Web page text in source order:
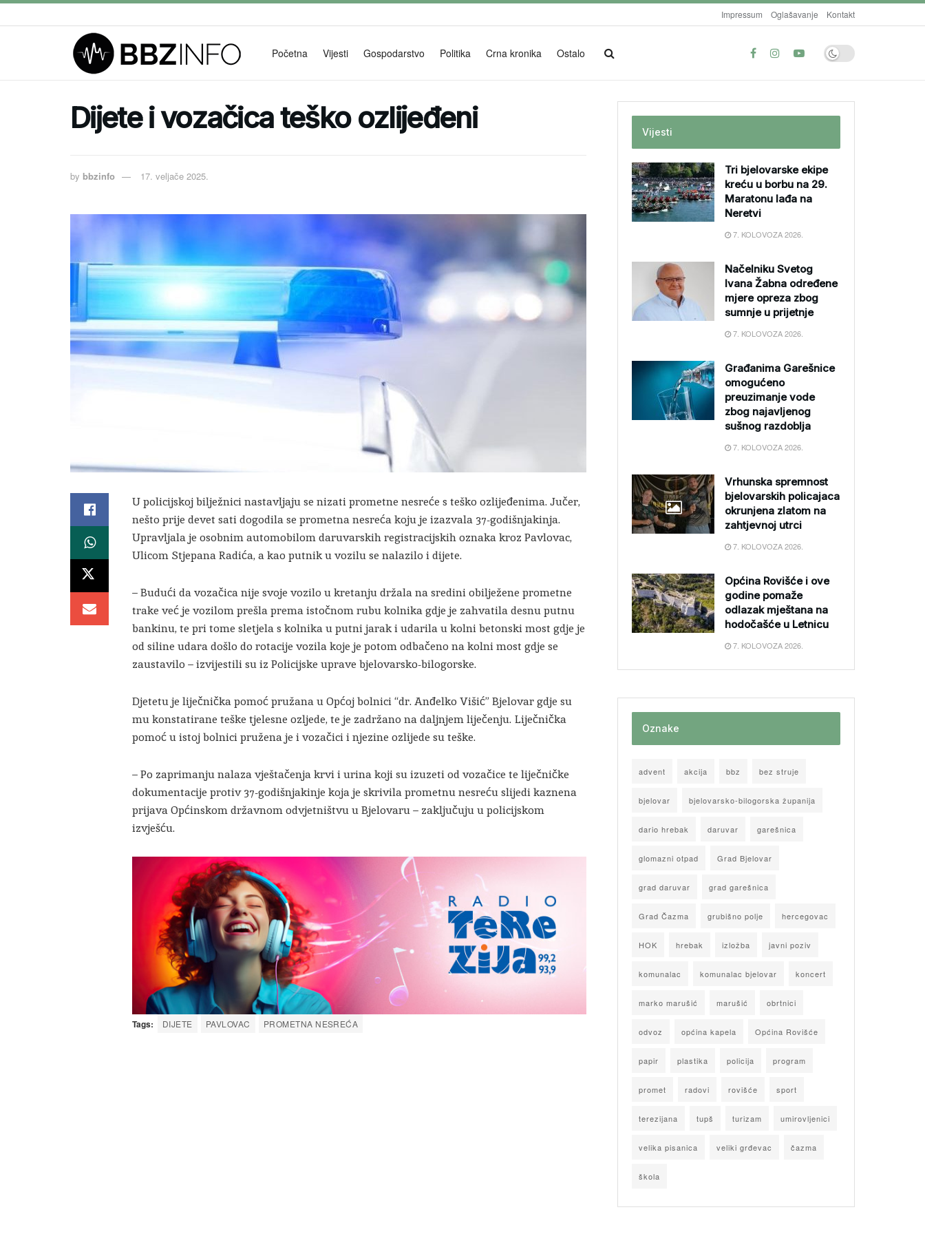
Impressum Oglašavanje Kontakt
Početna Vijesti Gospodarstvo Politika Crna kronika Ostalo
Dijete i vozačica teško ozlijeđeni
by bbzinfo 17. veljače 2025.
U policijskoj bilježnici nastavljaju se nizati prometne nesreće s teško ozlijeđenima. Jučer,
nešto prije devet sati dogodila se prometna nesreća koju je izazvala 37-godišnjakinja.
Upravljala je osobnim automobilom daruvarskih registracijskih oznaka kroz Pavlovac,
Ulicom Stjepana Radića, a kao putnik u vozilu se nalazilo i dijete.
– Budući da vozačica nije svoje vozilo u kretanju držala na sredini obilježene prometne
trake već je vozilom prešla prema istočnom rubu kolnika gdje je zahvatila desnu putnu
bankinu, te pri tome sletjela s kolnika u putni jarak i udarila u kolni betonski most gdje je
od siline udara došlo do rotacije vozila koje je potom odbačeno na kolni most gdje se
zaustavilo – izvijestili su iz Policijske uprave bjelovarsko-bilogorske.
Djetetu je liječnička pomoć pružana u Općoj bolnici “dr. Anđelko Višić” Bjelovar gdje su
mu konstatirane teške tjelesne ozljede, te je zadržano na daljnjem liječenju. Liječnička
pomoć u istoj bolnici pružena je i vozačici i njezine ozlijede su teške.
– Po zaprimanju nalaza vještačenja krvi i urina koji su izuzeti od vozačice te liječničke
dokumentacije protiv 37-godišnjakinje koja je skrivila prometnu nesreću slijedi kaznena
prijava Općinskom državnom odvjetništvu u Bjelovaru – zaključuju u policijskom
izvješću.
Tags: DIJETE PAVLOVAC PROMETNA NESREĆA
Vijesti
Tri bjelovarske ekipe
kreću u borbu na 29.
Maratonu lađa na
Neretvi
7. KOLOVOZA 2026.
Načelniku Svetog
Ivana Žabna određene
mjere opreza zbog
sumnje u prijetnje
7. KOLOVOZA 2026.
Građanima Garešnice
omogućeno
preuzimanje vode
zbog najavljenog
sušnog razdoblja
7. KOLOVOZA 2026.
Vrhunska spremnost
bjelovarskih policajaca
okrunjena zlatom na
zahtjevnoj utrci
7. KOLOVOZA 2026.
Općina Rovišće i ove
godine pomaže
odlazak mještana na
hodočašće u Letnicu
7. KOLOVOZA 2026.
Oznake
advent akcija bbz bez struje
bjelovar bjelovarsko-bilogorska županija
dario hrebak daruvar garešnica
glomazni otpad Grad Bjelovar
grad daruvar grad garešnica
Grad Čazma grubišno polje hercegovac
HOK hrebak izložba javni poziv
komunalac komunalac bjelovar koncert
marko marušić marušić obrtnici
odvoz općina kapela Općina Rovišće
papir plastika policija program
promet radovi rovišće sport
terezijana tupš turizam umirovljenici
velika pisanica veliki grđevac čazma
škola